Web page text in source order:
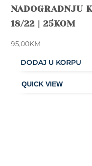
NADOGRADNJU
18/22 | 25KOM
95,00KM
DODAJ U KORPU